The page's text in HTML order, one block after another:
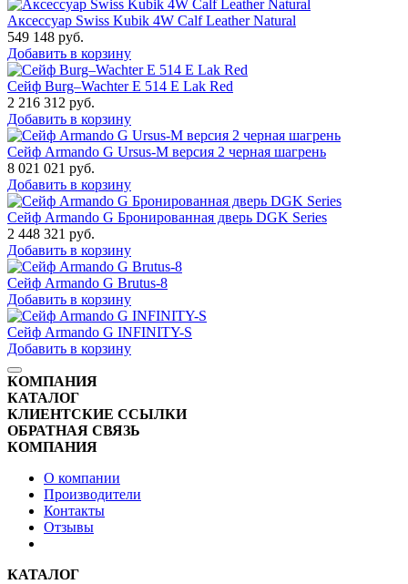
Аксессуар Swiss Kubik 4W Calf Leather Natural
549 148 руб.
Добавить в корзину
Сейф Burg–Wachter E 514 E Lak Red
2 216 312 руб.
Добавить в корзину
Сейф Armando G Ursus-M версия 2 черная шагрень
8 021 021 руб.
Добавить в корзину
Сейф Armando G Бронированная дверь DGK Series
2 448 321 руб.
Добавить в корзину
Сейф Armando G Brutus-8
Добавить в корзину
Сейф Armando G INFINITY-S
Добавить в корзину
КОМПАНИЯ
КАТАЛОГ
КЛИЕНТСКИЕ ССЫЛКИ
ОБРАТНАЯ СВЯЗЬ
КОМПАНИЯ
О компании
Производители
Контакты
Отзывы
КАТАЛОГ